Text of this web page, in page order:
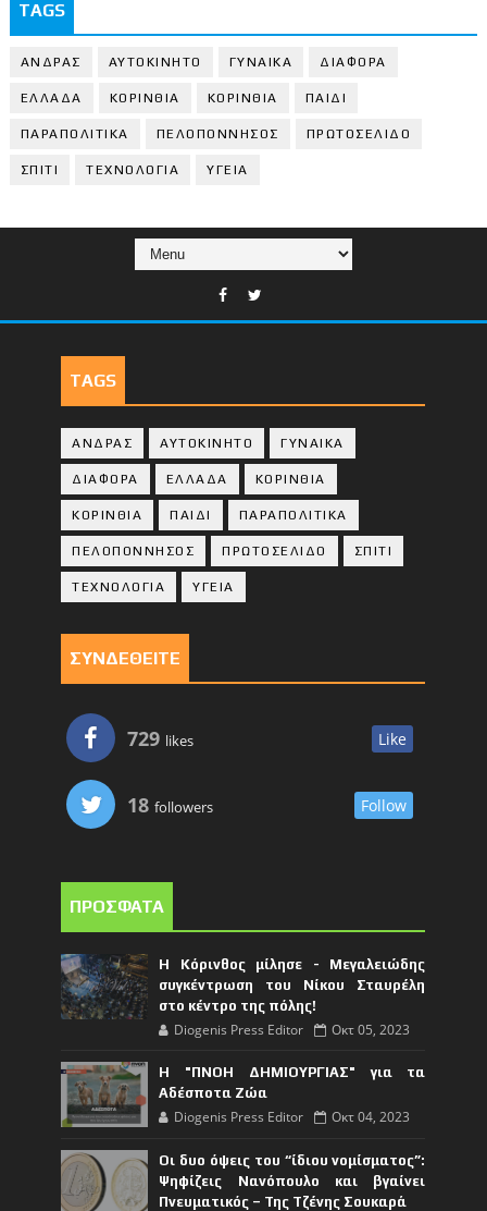
TAGS
ΑΝΔΡΑΣ ΑΥΤΟΚΙΝΗΤΟ ΓΥΝΑΙΚΑ ΔΙΑΦΟΡΑ
ΕΛΛΑΔΑ ΚΟΡΙΝΘΙΑ ΚΟΡΙΝΘΙA ΠΑΙΔΙ
ΠΑΡΑΠΟΛΙΤΙΚΑ ΠΕΛΟΠΟΝΝΗΣΟΣ ΠΡΩΤΟΣΕΛΙΔΟ
ΣΠΙΤΙ ΤΕΧΝΟΛΟΓΙΑ ΥΓΕΙΑ
TAGS
ΑΝΔΡΑΣ ΑΥΤΟΚΙΝΗΤΟ ΓΥΝΑΙΚΑ
ΔΙΑΦΟΡΑ ΕΛΛΑΔΑ ΚΟΡΙΝΘΙΑ
ΚΟΡΙΝΘΙA ΠΑΙΔΙ ΠΑΡΑΠΟΛΙΤΙΚΑ
ΠΕΛΟΠΟΝΝΗΣΟΣ ΠΡΩΤΟΣΕΛΙΔΟ ΣΠΙΤΙ
ΤΕΧΝΟΛΟΓΙΑ ΥΓΕΙΑ
ΣΥΝΔΕΘΕΙΤΕ
729 likes Like
18 followers Follow
ΠΡΟΣΦΑΤΑ
Η Κόρινθος μίλησε - Μεγαλειώδης
συγκέντρωση του Νίκου Σταυρέλη
στο κέντρο της πόλης!
Diogenis Press Editor Οκτ 05, 2023
Η "ΠΝΟΗ ΔΗΜΙΟΥΡΓΙΑΣ" για τα
Αδέσποτα Ζώα
Diogenis Press Editor Οκτ 04, 2023
Οι δυο όψεις του “ίδιου νομίσματος”:
Ψηφίζεις Νανόπουλο και βγαίνει
Πνευματικός – Της Τζένης Σουκαρά